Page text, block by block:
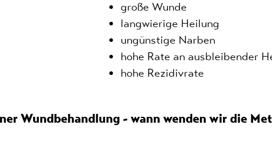
große Wunde
langwierige Heilung
ungünstige Narben
hohe Rate an ausbleibender
hohe Rezidivrate
Wundbehandlung - wann wenden wir die